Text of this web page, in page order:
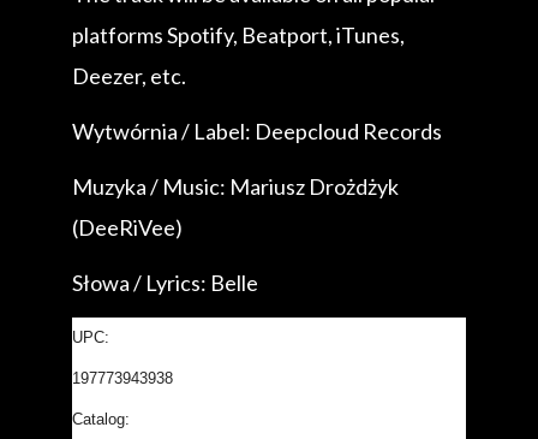
platforms Spotify, Beatport, iTunes,
Deezer, etc.
Wytwórnia / Label: Deepcloud Records
Muzyka / Music: Mariusz Drożdżyk
(DeeRiVee)
Słowa / Lyrics: Belle
UPC:
197773943938
Catalog: